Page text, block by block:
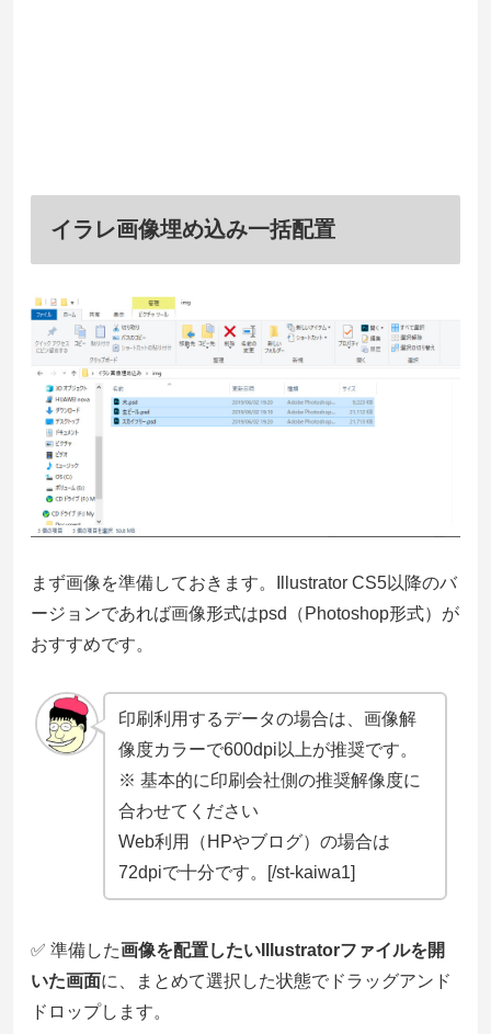
イラレ画像埋め込み一括配置
まず画像を準備しておきます。Illustrator CS5以降のバ
ージョンであれば画像形式はpsd（Photoshop形式）が
おすすめです。
印刷利用するデータの場合は、画像解
像度カラーで600dpi以上が推奨です。
※ 基本的に印刷会社側の推奨解像度に
合わせてください
Web利用（HPやブログ）の場合は
72dpiで十分です。[/st-kaiwa1]
✅ 準備した画像を配置したいIllustratorファイルを開
いた画面に、
まとめて選択した状態でドラッグアンド
ドロップします。